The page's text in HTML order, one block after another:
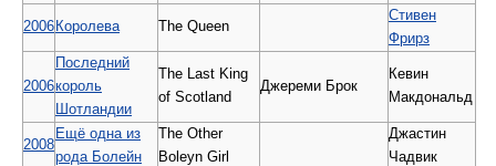
2006 Королева The Queen
Стивен
Фрирз
2006
Последний
король
Шотландии
The Last King
of Scotland
Джереми Брок
Кевин
Макдональд
2008
Ещё одна из
рода Болейн
The Other
Boleyn Girl
Джастин
Чадвик